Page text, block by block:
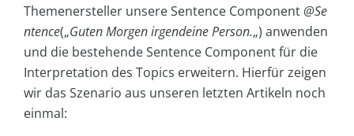
Themenersteller unsere Sentence Component@Se
ntence(„Guten Morgen irgendeine Person.„) anwenden
und die bestehende Sentence Component für die
Interpretation des Topics erweitern. Hierfür zeigen
wir das Szenario aus unseren letzten Artikeln noch
einmal: